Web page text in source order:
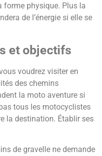
forme physique. Plus la
de l’énergie si elle se
et objectifs
voudrez visiter en
des chemins
la moto aventure si
tous les motocyclistes
la destination. Établir ses
de gravelle ne demande